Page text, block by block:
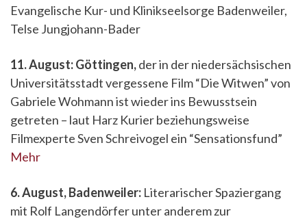
Evangelische Kur- und Klinikseelsorge Badenweiler,
Telse Jungjohann-Bader
11. August: Göttingen,der in der niedersächsischen
Universitätsstadt vergessene Film “Die Witwen” von
Gabriele Wohmann ist wieder ins Bewusstsein
getreten – laut Harz Kurier beziehungsweise
Filmexperte Sven Schreivogel ein “Sensationsfund”
Mehr
6. August, Badenweiler: Literarischer Spaziergang
mit Rolf Langendörfer unter anderem zur